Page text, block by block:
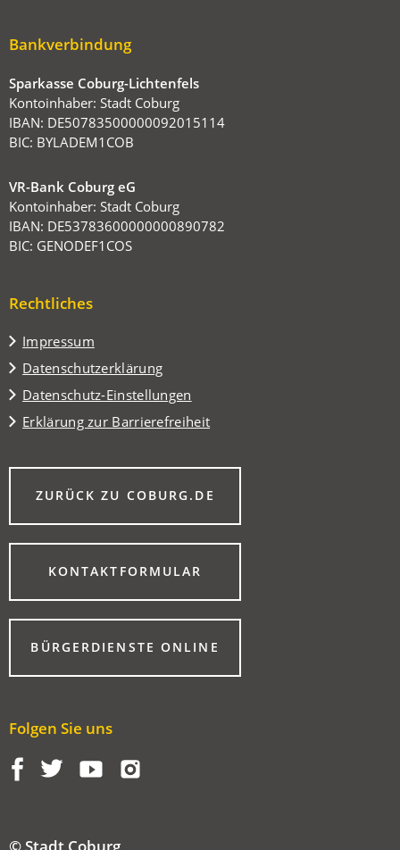
Bankverbindung
Sparkasse Coburg-Lichtenfels
Kontoinhaber: Stadt Coburg
IBAN: DE50783500000092015114
BIC: BYLADEM1COB
VR-Bank Coburg eG
Kontoinhaber: Stadt Coburg
IBAN: DE53783600000000890782
BIC: GENODEF1COS
Rechtliches
Impressum
Datenschutzerklärung
Datenschutz-Einstellungen
Erklärung zur Barrierefreiheit
ZURÜCK ZU COBURG.DE
(ÖFFNET
EINEM
NEUEN
KONTAKTFORMULAR
(ÖFFNET
EINEM
NEUEN
TAB)BÜRGERDIENSTE ONLINE
(ÖFFNET
EINEM
TAB)
Folgen Sie uns